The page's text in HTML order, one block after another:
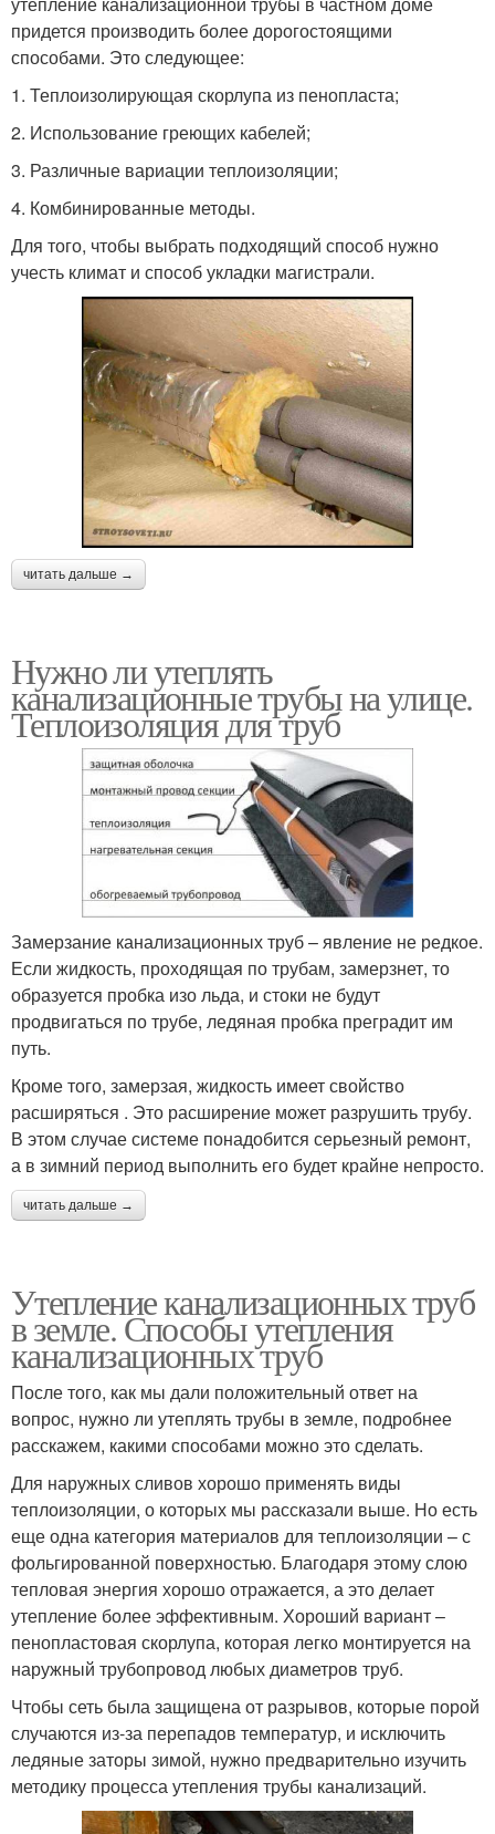
придется производить более дорогостоящими
способами. Это следующее:
1. Теплоизолирующая скорлупа из пенопласта;
2. Использование греющих кабелей;
3. Различные вариации теплоизоляции;
4. Комбинированные методы.
Для того, чтобы выбрать подходящий способ нужно
учесть климат и способ укладки магистрали.
читать дальше →
Нужно ли утеплять
канализационные трубы на улице.
Теплоизоляция для труб
Замерзание канализационных труб – явление не редкое.
Если жидкость, проходящая по трубам, замерзнет, то
образуется пробка изо льда, и стоки не будут
продвигаться по трубе, ледяная пробка преградит им
путь.
Кроме того, замерзая, жидкость имеет свойство
расширяться . Это расширение может разрушить трубу.
В этом случае системе понадобится серьезный ремонт,
а в зимний период выполнить его будет крайне непросто.
читать дальше →
Утепление канализационных труб
в земле. Способы утепления
канализационных труб
После того, как мы дали положительный ответ на
вопрос, нужно ли утеплять трубы в земле, подробнее
расскажем, какими способами можно это сделать.
Для наружных сливов хорошо применять виды
теплоизоляции, о которых мы рассказали выше. Но есть
еще одна категория материалов для теплоизоляции – с
фольгированной поверхностью. Благодаря этому слою
тепловая энергия хорошо отражается, а это делает
утепление более эффективным. Хороший вариант –
пенопластовая скорлупа, которая легко монтируется на
наружный трубопровод любых диаметров труб.
Чтобы сеть была защищена от разрывов, которые порой
случаются из-за перепадов температур, и исключить
ледяные заторы зимой, нужно предварительно изучить
методику процесса утепления трубы канализаций.